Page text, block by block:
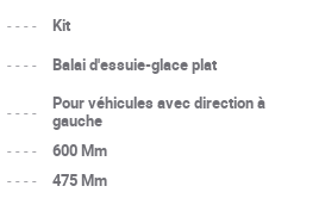
----
Kit
----
Balai d'essuie-glace plat
----
Pour véhicules avec direction à
gauche
----
600 Mm
---- 475 Mm